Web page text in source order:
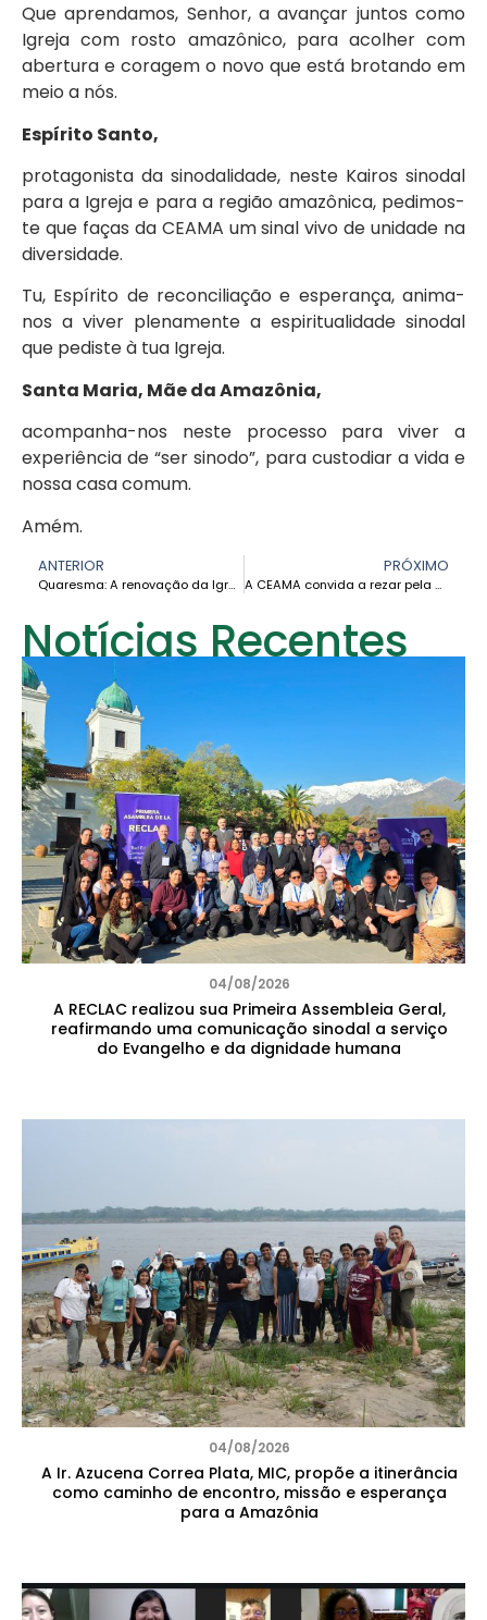
Que aprendamos, Senhor, a avançar juntos como
Igreja com rosto amazônico, para acolher com
abertura e coragem o novo que está brotando em
meio a nós.
Espírito Santo,
protagonista da sinodalidade, neste Kairos sinodal
para a Igreja e para a região amazônica, pedimos-
te que faças da CEAMA um sinal vivo de unidade na
diversidade.
Tu, Espírito de reconciliação e esperança, anima-
nos a viver plenamente a espiritualidade sinodal
que pediste à tua Igreja.
Santa Maria, Mãe da Amazônia,
acompanha-nos neste processo para viver a
experiência de “ser sinodo”, para custodiar a vida e
nossa casa comum.
Amém.
ANTERIOR
Quaresma: A renovação da Igreja depende do compromisso fiel de todos – Dom Francis Alleyne, OSB
PRÓXIMO
A CEAMA convida a rezar pela sua VI Assembleia Geral: um Kairos para a Amazônia e a Igreja universal
Notícias Recentes
04/08/2026
A RECLAC realizou sua Primeira Assembleia Geral,
reafirmando uma comunicação sinodal a serviço
do Evangelho e da dignidade humana
04/08/2026
A Ir. Azucena Correa Plata, MIC, propõe a itinerância
como caminho de encontro, missão e esperança
para a Amazônia